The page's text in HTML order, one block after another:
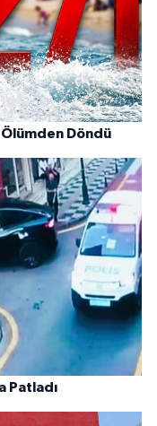
Ölümden Döndü
Patladı